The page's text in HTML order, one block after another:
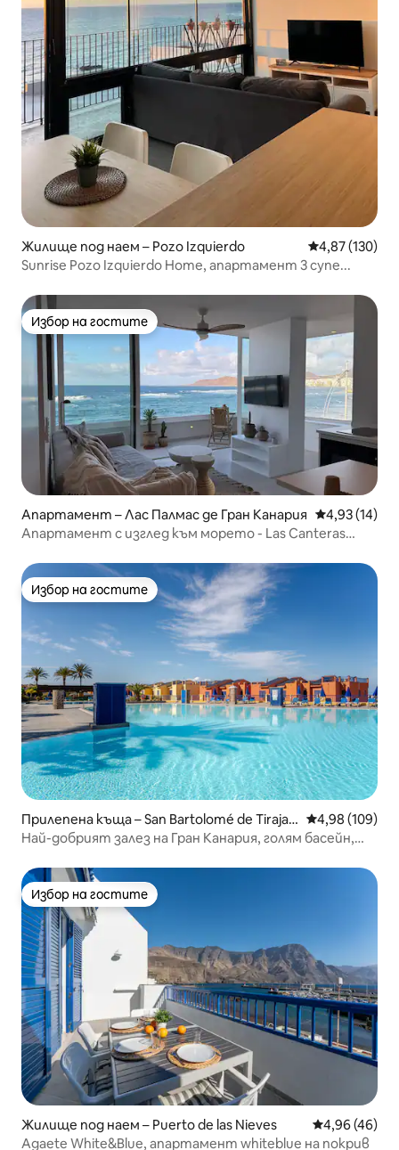
Жилище под наем – Pozo Izquierdo Средна
4,87 (130)
Sunrise Pozo Izquierdo Home, апартамент 3 супе...
Избор на гостите
Избор на гостите
Апартамент – Лас Палмас де Гран Канария Средна
4,93 (14)
Апартамент с изглед към морето - Las Canteras
Избор на гостите
Избор на гостите
Прилепена къща – San Bartolomé de Tirajan
a
Средна
4,98 (109)
Най-добрият залез на Гран Канария, голям басейн,
Избор на гостите
Избор на гостите
Жилище под наем – Puerto de las Nieves Средна
4,96 (46)
Agaete White&Blue, апартамент whiteblue на покрив